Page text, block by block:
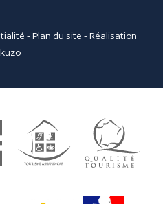
-Plan du site - Réalisation